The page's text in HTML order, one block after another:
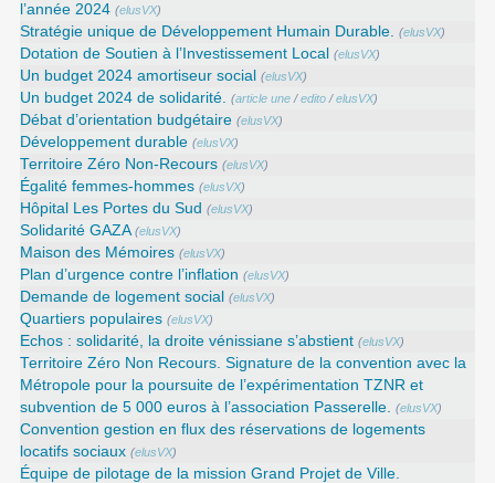
l’année 2024 (elusVX)
Stratégie unique de Développement Humain Durable. (elusVX)
Dotation de Soutien à l’Investissement Local (elusVX)
Un budget 2024 amortiseur social (elusVX)
Un budget 2024 de solidarité. (article une /edito /elusVX)
Débat d’orientation budgétaire (elusVX)
Développement durable (elusVX)
Territoire Zéro Non-Recours (elusVX)
Égalité femmes-hommes (elusVX)
Hôpital Les Portes du Sud (elusVX)
Solidarité GAZA (elusVX)
Maison des Mémoires (elusVX)
Plan d’urgence contre l’inflation (elusVX)
Demande de logement social (elusVX)
Quartiers populaires (elusVX)
Echos : solidarité, la droite vénissiane s’abstient (elusVX)
Territoire Zéro Non Recours. Signature de la convention avec la
Métropole pour la poursuite de l’expérimentation TZNR et
subvention de 5 000 euros à l’association Passerelle. (elusVX)
Convention gestion en flux des réservations de logements
locatifs sociaux (elusVX)
Équipe de pilotage de la mission Grand Projet de Ville.